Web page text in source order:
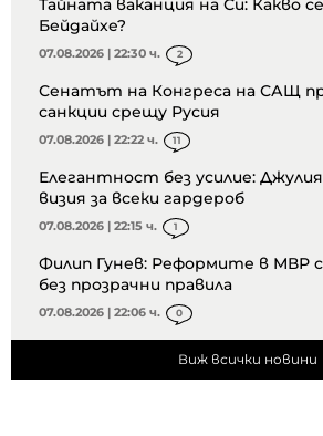
Тайната ваканция на Си: Какво
Бейдайхе?
07.08.2026 | 22:30 ч. 2
Сенатът на Конгреса на САЩ
санкции срещу Русия
07.08.2026 | 22:22 ч. 11
Елегантност без усилие:
визия за всеки гардероб
07.08.2026 | 22:15 ч. 1
Филип Гунев: Реформите в МВР
без прозрачни правила
07.08.2026 | 22:06 ч. 0
Виж всички новини